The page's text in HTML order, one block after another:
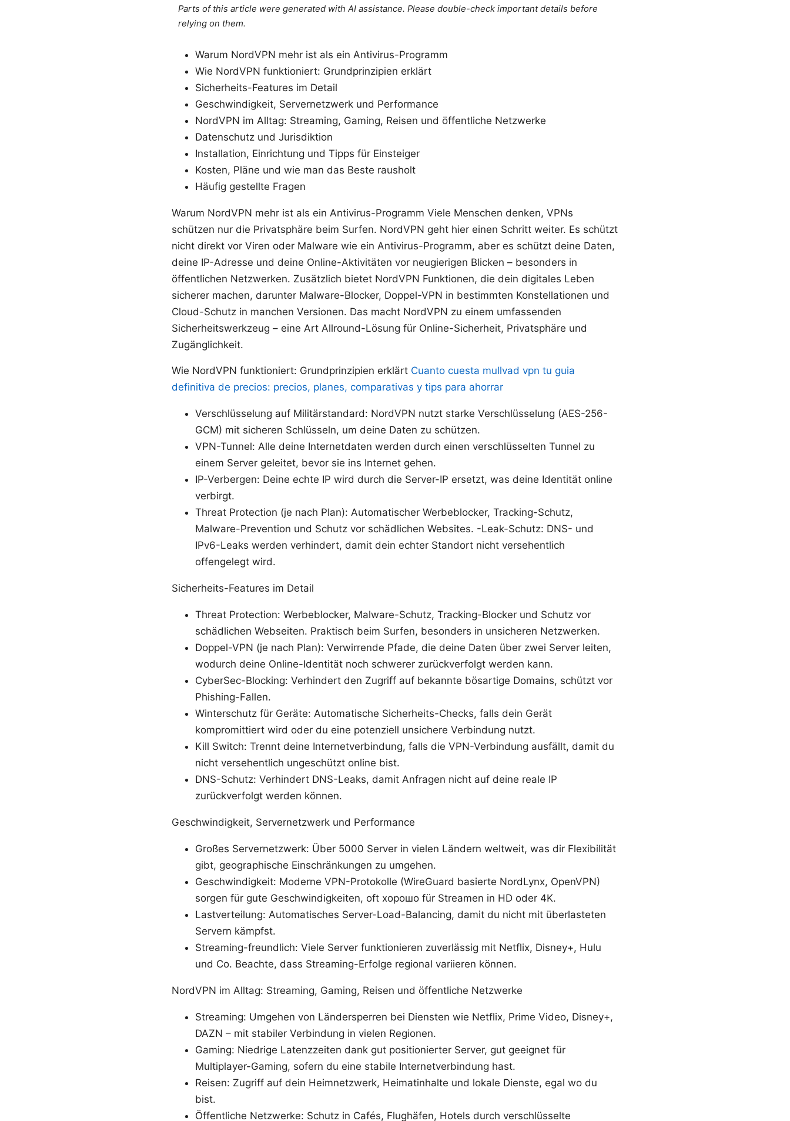
Parts of this article were generated with AI assistance. Please double-check important details before
relying on them.
Warum NordVPN mehr ist als ein Antivirus-Programm
Wie NordVPN funktioniert: Grundprinzipien erklärt
Sicherheits-Features im Detail
Geschwindigkeit, Servernetzwerk und Performance
NordVPN im Alltag: Streaming, Gaming, Reisen und öffentliche Netzwerke
Datenschutz und Jurisdiktion
Installation, Einrichtung und Tipps für Einsteiger
Kosten, Pläne und wie man das Beste rausholt
Häufig gestellte Fragen
Warum NordVPN mehr ist als ein Antivirus-Programm Viele Menschen denken, VPNs
schützen nur die Privatsphäre beim Surfen. NordVPN geht hier einen Schritt weiter. Es schützt
nicht direkt vor Viren oder Malware wie ein Antivirus-Programm, aber es schützt deine Daten,
deine IP-Adresse und deine Online-Aktivitäten vor neugierigen Blicken – besonders in
öffentlichen Netzwerken. Zusätzlich bietet NordVPN Funktionen, die dein digitales Leben
sicherer machen, darunter Malware-Blocker, Doppel-VPN in bestimmten Konstellationen und
Cloud-Schutz in manchen Versionen. Das macht NordVPN zu einem umfassenden
Sicherheitswerkzeug – eine Art Allround-Lösung für Online-Sicherheit, Privatsphäre und
Zugänglichkeit.
Wie NordVPN funktioniert: Grundprinzipien erklärt Cuanto cuesta mullvad vpn tu guia
definitiva de precios: precios, planes, comparativas y tips para ahorrar
Verschlüsselung auf Militärstandard: NordVPN nutzt starke Verschlüsselung (AES-256-
GCM) mit sicheren Schlüsseln, um deine Daten zu schützen.
VPN-Tunnel: Alle deine Internetdaten werden durch einen verschlüsselten Tunnel zu
einem Server geleitet, bevor sie ins Internet gehen.
IP-Verbergen: Deine echte IP wird durch die Server-IP ersetzt, was deine Identität online
verbirgt.
Threat Protection (je nach Plan): Automatischer Werbeblocker, Tracking-Schutz,
Malware-Prevention und Schutz vor schädlichen Websites. -Leak-Schutz: DNS- und
IPv6-Leaks werden verhindert, damit dein echter Standort nicht versehentlich
offengelegt wird.
Sicherheits-Features im Detail
Threat Protection: Werbeblocker, Malware-Schutz, Tracking-Blocker und Schutz vor
schädlichen Webseiten. Praktisch beim Surfen, besonders in unsicheren Netzwerken.
Doppel-VPN (je nach Plan): Verwirrende Pfade, die deine Daten über zwei Server leiten,
wodurch deine Online-Identität noch schwerer zurückverfolgt werden kann.
CyberSec-Blocking: Verhindert den Zugriff auf bekannte bösartige Domains, schützt vor
Phishing-Fallen.
Winterschutz für Geräte: Automatische Sicherheits-Checks, falls dein Gerät
kompromittiert wird oder du eine potenziell unsichere Verbindung nutzt.
Kill Switch: Trennt deine Internetverbindung, falls die VPN-Verbindung ausfällt, damit du
nicht versehentlich ungeschützt online bist.
DNS-Schutz: Verhindert DNS-Leaks, damit Anfragen nicht auf deine reale IP
zurückverfolgt werden können.
Geschwindigkeit, Servernetzwerk und Performance
Großes Servernetzwerk: Über 5000 Server in vielen Ländern weltweit, was dir Flexibilität
gibt, geographische Einschränkungen zu umgehen.
Geschwindigkeit: Moderne VPN-Protokolle (WireGuard basierte NordLynx, OpenVPN)
sorgen für gute Geschwindigkeiten, oft хорошо für Streamen in HD oder 4K.
Lastverteilung: Automatisches Server-Load-Balancing, damit du nicht mit überlasteten
Servern kämpfst.
Streaming-freundlich: Viele Server funktionieren zuverlässig mit Netflix, Disney+, Hulu
und Co. Beachte, dass Streaming-Erfolge regional variieren können.
NordVPN im Alltag: Streaming, Gaming, Reisen und öffentliche Netzwerke
Streaming: Umgehen von Ländersperren bei Diensten wie Netflix, Prime Video, Disney+,
DAZN – mit stabiler Verbindung in vielen Regionen.
Gaming: Niedrige Latenzzeiten dank gut positionierter Server, gut geeignet für
Multiplayer-Gaming, sofern du eine stabile Internetverbindung hast.
Reisen: Zugriff auf dein Heimnetzwerk, Heimatinhalte und lokale Dienste, egal wo du
bist.
Öffentliche Netzwerke: Schutz in Cafés, Flughäfen, Hotels durch verschlüsselte